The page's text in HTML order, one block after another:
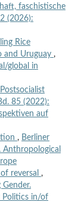
faschistische
(2026):
Rice
and Uruguay ,
global in
85 (2022):
auf
, Berliner
Anthropological
reversal ,
Politics in/of